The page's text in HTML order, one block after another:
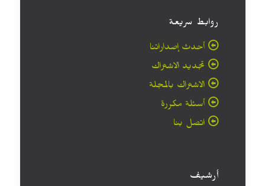
روابط سريعة
أحدث إصداراتنا
تجديد الاشتراك
الاشتراك بالمجلة
أسئلة مكررة
اتصل بنا
أرشيف